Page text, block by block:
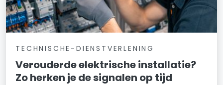
TECHNISCHE-DIENSTVERLENING
Verouderde elektrische installatie?
Zo herken je de signalen op tijd